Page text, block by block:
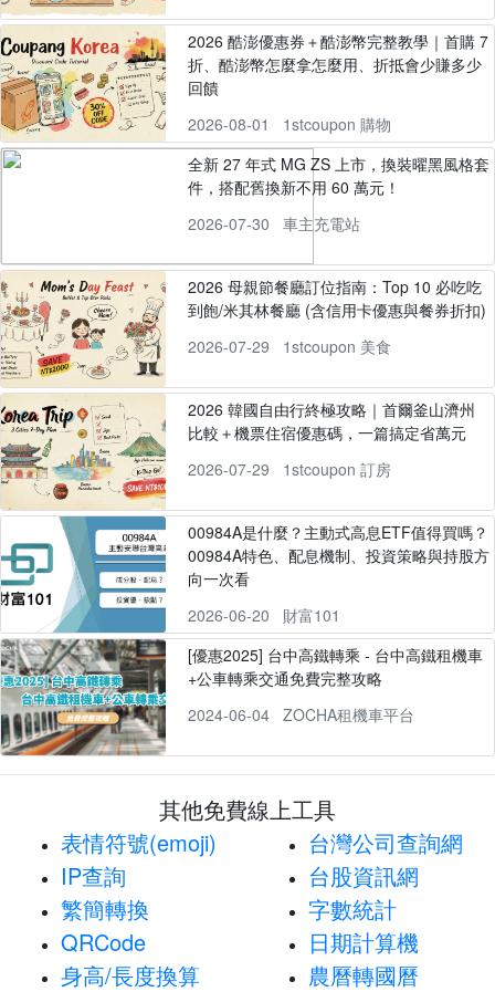
2026 酷澎優惠券＋酷澎幣完整教學｜首購 7
折、酷澎幣怎麼拿怎麼用、折抵會少賺多少
回饋
2026-08-01
1stcoupon 購物
全新 27 年式 MG ZS 上市，換裝曜黑風格套
件，搭配舊換新不用 60 萬元！
2026-07-30
車主充電站
2026 母親節餐廳訂位指南：Top 10 必吃吃
到飽/米其林餐廳 (含信用卡優惠與餐券折扣)
2026-07-29
1stcoupon 美食
2026 韓國自由行終極攻略｜首爾釜山濟州
比較＋機票住宿優惠碼，一篇搞定省萬元
2026-07-29
1stcoupon 訂房
00984A是什麼？主動式高息ETF值得買嗎？
00984A特色、配息機制、投資策略與持股方
向一次看
2026-06-20
財富101
[優惠2025] 台中高鐵轉乘 - 台中高鐵租機車
+公車轉乘交通免費完整攻略
2024-06-04
ZOCHA租機車平台
其他免費線上工具
表情符號(emoji)
IP查詢
繁簡轉換
QRCode
身高/長度換算
台灣公司查詢網
台股資訊網
字數統計
日期計算機
農曆轉國曆